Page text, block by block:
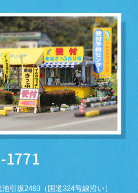
1771
引坂2463（国道324号線沿い）